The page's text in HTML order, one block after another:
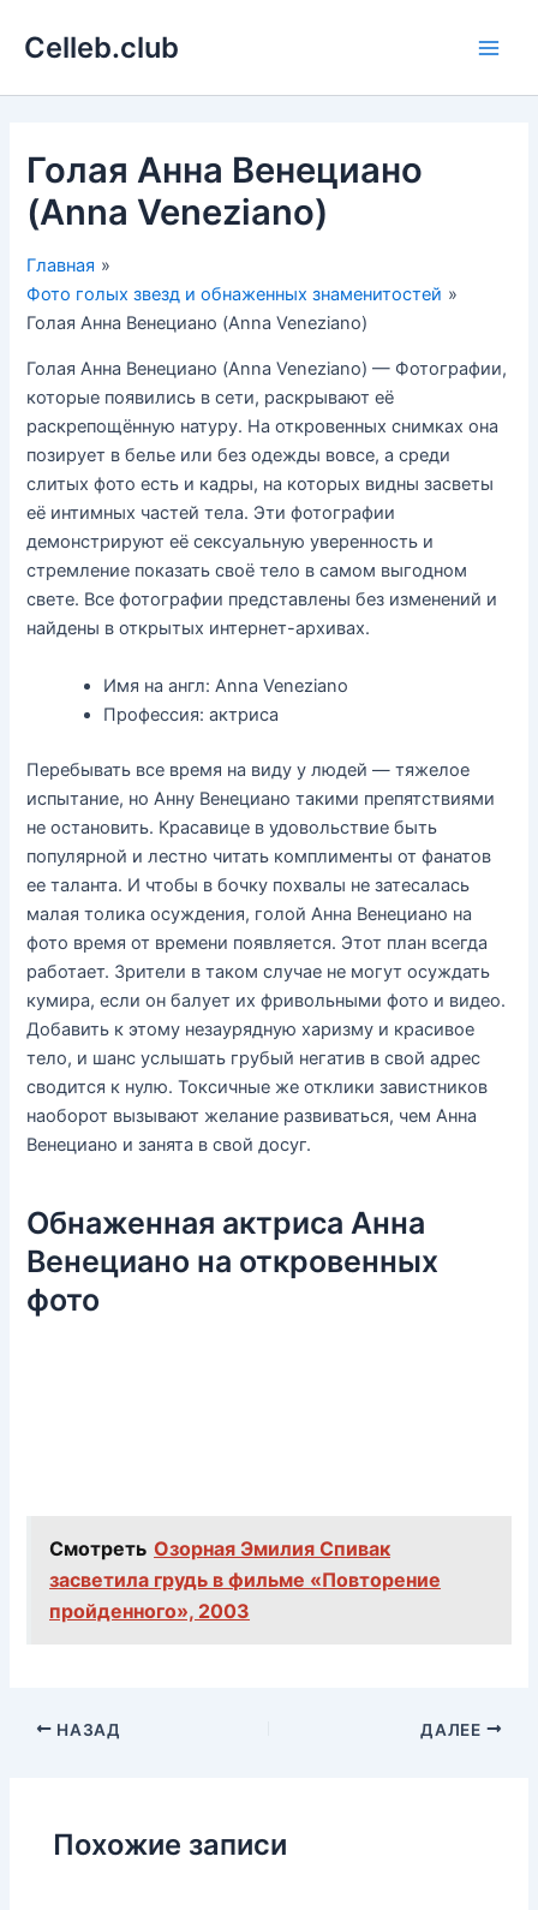
Celleb.club
Голая Анна Венециано
(Anna Veneziano)
Главная
Фото голых звезд и обнаженных знаменитостей
Голая Анна Венециано (Anna Veneziano)
Голая Анна Венециано (Anna Veneziano) — Фотографии,
которые появились в сети, раскрывают её
раскрепощённую натуру. На откровенных снимках она
позирует в белье или без одежды вовсе, а среди
слитых фото есть и кадры, на которых видны засветы
её интимных частей тела. Эти фотографии
демонстрируют её сексуальную уверенность и
стремление показать своё тело в самом выгодном
свете. Все фотографии представлены без изменений и
найдены в открытых интернет-архивах.
Имя на англ: Anna Veneziano
Профессия: актриса
Перебывать все время на виду у людей — тяжелое
испытание, но Анну Венециано такими препятствиями
не остановить. Красавице в удовольствие быть
популярной и лестно читать комплименты от фанатов
ее таланта. И чтобы в бочку похвалы не затесалась
малая толика осуждения, голой Анна Венециано на
фото время от времени появляется. Этот план всегда
работает. Зрители в таком случае не могут осуждать
кумира, если он балует их фривольными фото и видео.
Добавить к этому незаурядную харизму и красивое
тело, и шанс услышать грубый негатив в свой адрес
сводится к нулю. Токсичные же отклики завистников
наоборот вызывают желание развиваться, чем Анна
Венециано и занята в свой досуг.
Обнаженная актриса Анна
Венециано на откровенных
фото
Смотреть Озорная Эмилия Спивак
засветила грудь в фильме «Повторение
пройденного», 2003
НАЗАД ДАЛЕЕ
Похожие записи